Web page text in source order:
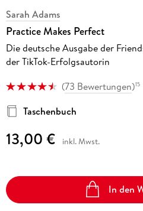
Sarah Adams
Practice Makes Perfect
Die deutsche Ausgabe der
der TikTok-Erfolgsautorin
(73 Bewertungen)15
Taschenbuch
13,00 € inkl. Mwst.
In den